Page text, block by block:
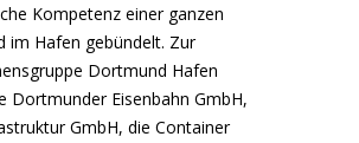
Kompetenz einer ganzen
im Hafen gebündelt. Zur
Dortmund Hafen
Dortmunder Eisenbahn GmbH,
GmbH, die Container